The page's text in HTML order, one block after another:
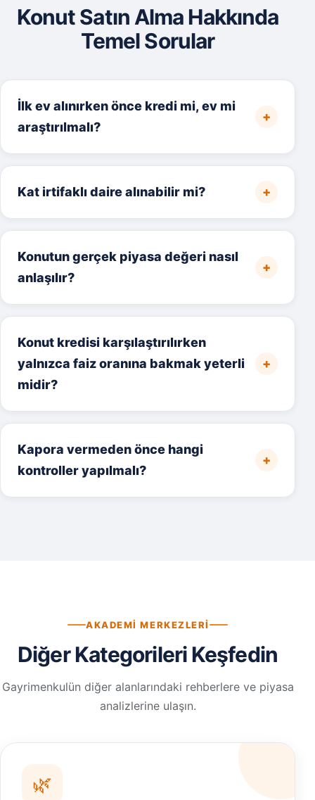
Konut Satın Alma Hakkında
Temel Sorular
İlk ev alınırken önce kredi mi, ev mi
araştırılmalı?
Kat irtifaklı daire alınabilir mi?
Konutun gerçek piyasa değeri nasıl
anlaşılır?
Konut kredisi karşılaştırılırken
yalnızca faiz oranına bakmak yeterli
midir?
Kapora vermeden önce hangi
kontroller yapılmalı?
AKADEMI MERKEZLERI
Diğer Kategorileri Keşfedin
Gayrimenkulün diğer alanlarındaki rehberlere ve piyasa
analizlerine ulaşın.
🌿